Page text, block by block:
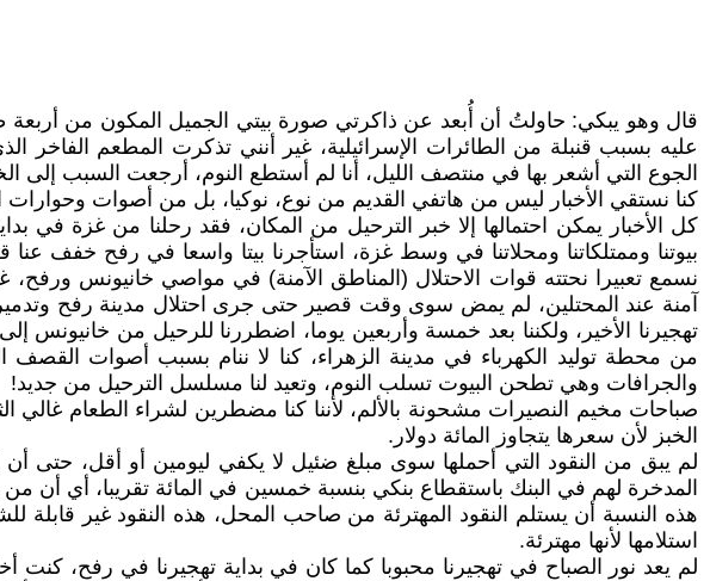
قال وهو يبكي: حاولتُ أن أُبعد عن ذاكرتي صورة بيتي الجميل المكون من أربعة
عليه بسبب قنبلة من الطائرات الإسرائيلية، غير أنني تذكرت المطعم
الجوع التي أشعر بها في منتصف الليل، أنا لم أستطع النوم، أرجعت السبب
كنا نستقي الأخبار ليس من هاتفي القديم من نوع، نوكيا، بل من أصوات
كل الأخبار يمكن احتمالها إلا خبر الترحيل من المكان، فقد رحلنا من غزة في
بيوتنا وممتلكاتنا ومحلاتنا في وسط غزة، استأجرنا بيتا واسعا في رفح خفف عنا
نسمع تعبيرا نحتته قوات الاحتلال (المناطق الآمنة) في مواصي خانيونس
آمنة عند المحتلين، لم يمض سوى وقت قصير حتى جرى احتلال مدينة رفح
تهجيرنا الأخير، ولكننا بعد خمسة وأربعين يوما، اضطررنا للرحيل من خانيونس
من محطة توليد الكهرباء في مدينة الزهراء، كنا لا ننام بسبب أصوات القصف
والجرافات وهي تطحن البيوت تسلب النوم، وتعيد لنا مسلسل الترحيل من جديد!
صباحات مخيم النصيرات مشحونة بالألم، لأننا كنا مضطرين لشراء الطعام
الخبز لأن سعرها يتجاوز المائة دولار.
لم يبق من النقود التي أحملها سوى مبلغ ضئيل لا يكفي ليومين أو أقل،
المدخرة لهم في البنك باستقطاع بنكي بنسبة خمسين في المائة تقريبا، أي
هذه النسبة أن يستلم النقود المهترئة من صاحب المحل، هذه النقود غير
استلامها لأنها مهترئة.
لم يعد نور الصباح في تهجيرنا محبوبا كما كان في بداية تهجيرنا في رفح،